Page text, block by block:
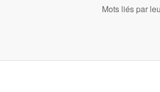
Mots liés par